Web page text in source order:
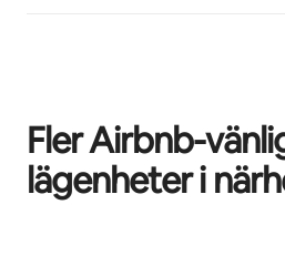
Fler Airbnb-
lägenheter i